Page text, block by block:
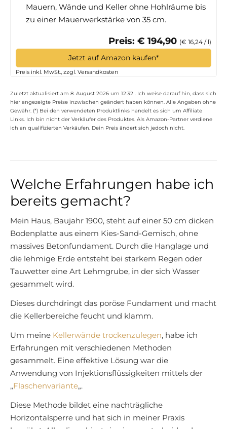
Mauern, Wände und Keller ohne Hohlräume bis
zu einer Mauerwerkstärke von 35 cm.
Preis: € 194,90 (€ 16,24 / l)
Jetzt auf Amazon kaufen*
Preis inkl. MwSt., zzgl. Versandkosten
Zuletzt aktualisiert am 8. August 2026 um 12:32 . Ich weise darauf hin, dass sich
hier angezeigte Preise inzwischen geändert haben können. Alle Angaben ohne
Gewähr. (*) Bei den verwendeten Produktlinks handelt es sich um Affiliate
Links. Ich bin nicht der Verkäufer des Produktes. Als Amazon-Partner verdiene
ich an qualifizierten Verkäufen. Dein Preis ändert sich jedoch nicht.
Welche Erfahrungen habe ich
bereits gemacht?
Mein Haus, Baujahr 1900, steht auf einer 50 cm dicken
Bodenplatte aus einem Kies-Sand-Gemisch, ohne
massives Betonfundament. Durch die Hanglage und
die lehmige Erde entsteht bei starkem Regen oder
Tauwetter eine Art Lehmgrube, in der sich Wasser
gesammelt wird.
Dieses durchdringt das poröse Fundament und macht
die Kellerbereiche feucht und klamm.
Um meine Kellerwände trockenzulegen, habe ich
Erfahrungen mit verschiedenen Methoden
gesammelt. Eine effektive Lösung war die
Anwendung von Injektionsflüssigkeiten mittels der
„Flaschenvariante„.
Diese Methode bildet eine nachträgliche
Horizontalsperre und hat sich in meiner Praxis